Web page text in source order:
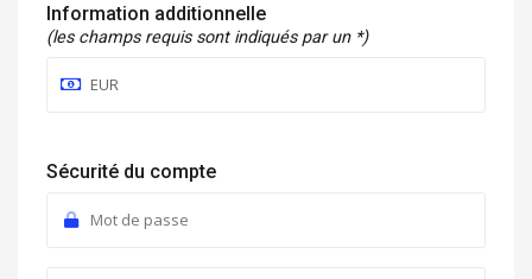
Information additionnelle
(les champs requis sont indiqués par un *)
Sécurité du compte